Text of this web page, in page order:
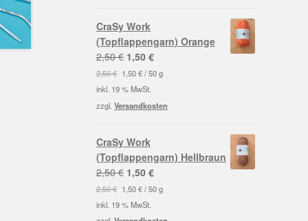
CraSy Work
(Topflappengarn) Orange
2,50€ Ursprünglicher
Preis
war:
2,50 €
1,50€Aktueller
Preis
1,50 €.
2,50€ 1,50€/50 g
inkl. 19 % MwSt.
zzgl.Versandkosten
CraSy Work
(Topflappengarn) Hellbraun
2,50€ Ursprünglicher
Preis
war:
2,50 €
1,50€Aktueller
Preis
1,50 €.
2,50€ 1,50€/50 g
inkl. 19 % MwSt.